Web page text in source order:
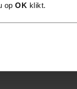
op OK klikt.